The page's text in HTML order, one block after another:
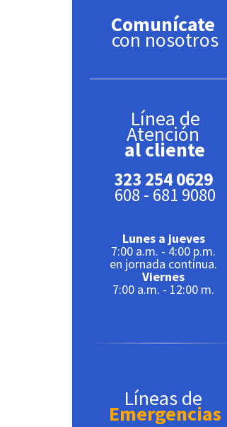
Comunícate
con nosotros
Línea de
Atención
al cliente
323 254 0629
608 - 681 9080
Lunes a jueves
7:00 a.m. - 4:00 p.m.
en jornada continua.
Viernes
7:00 a.m. - 12:00 m.
Líneas de
Emergencias